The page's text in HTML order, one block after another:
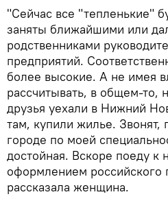
"Сейчас все "тепленькие"
заняты ближайшими или
родственниками
предприятий.
более высокие. А не имея
рассчитывать, в общем-то,
друзья уехали в Нижний
там, купили жилье. Звонят,
городе по моей
достойная. Вскоре поеду к
оформлением российского
рассказала женщина.